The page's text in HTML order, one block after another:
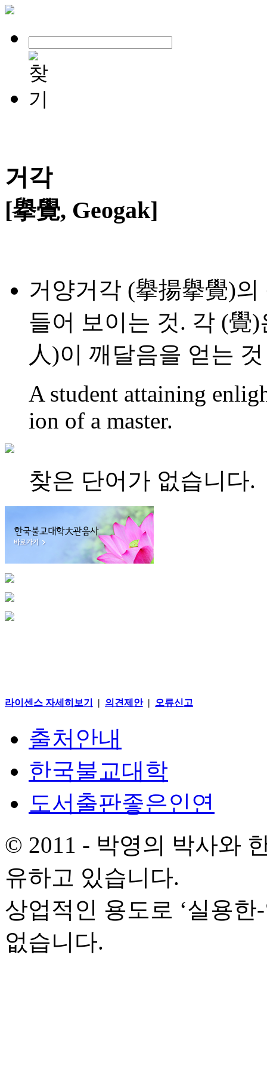
거각
[擧覺, Geogak]
거양거각 (擧揚擧覺)
들어 보이는 것. 각 (覺
人)이 깨달음을 얻는 것
A student attaining
ion of a master.
찾은 단어가 없습니다.
라이센스 자세히보기 | 의견제안| 오류신고
출처안내
한국불교대학
도서출판좋은인연
© 2011 - 박영의 박사와
유하고 있습니다.
상업적인 용도로 ‘실용
없습니다.